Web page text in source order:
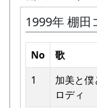
した。賞品は
た。
田んぼの真ん
ンドメンバー
他のバンドに
えています。
予告編
1999年 棚田
No 歌
1
加美と僕
ロディ